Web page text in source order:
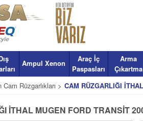
Ampul Xenon
Araç İç
Paspasları
Arma
Çıkartma
Rüzgarlıkları > CAM RÜZGARLIĞI
İTHAL MUGEN FORD TRANSİT